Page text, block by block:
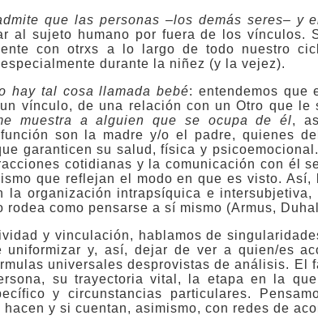
que las personas –los demás seres– y
al sujeto humano por fuera de los vínculos.
con otrxs a lo largo de todo nuestro
durante la niñez (y la vejez).
hay tal cosa llamada bebé: entendemos que
vínculo, de una relación con un Otro que le
muestra a alguien que se ocupa de él,
son la madre y/o el padre, quienes
garanticen su salud, física y
cotidianas y la comunicación con él
que reflejan el modo en que es visto.
la organización intrapsíquica e
rodea como pensarse a sí mismo (Armus,
y vinculación, hablamos de
uniformizar y, así, dejar de ver a quien/es
universales desprovistas de análisis. El
su trayectoria vital, la etapa en la
y circunstancias particulares.
y si cuentan, asimismo, con redes de